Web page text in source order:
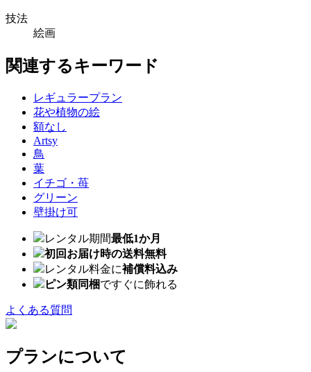
技法
絵画
関連するキーワード
レギュラープラン
花や植物の絵
額なし
Artsy
鳥
葉
イチゴ・苺
グリーン
壁掛け可
レンタル期間最低1か月
初回お届け時の送料無料
レンタル料金に補償料込み
ピン類同梱ですぐに飾れる
よくある質問
プランについて